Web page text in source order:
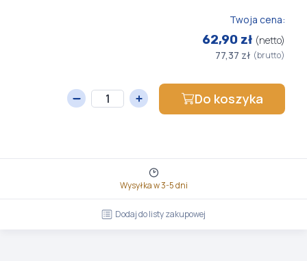
Twoja cena:
62,90 zł (netto)
77,37 zł (brutto)
Do koszyka
Wysyłka w 3-5 dni
Dodaj do listy zakupowej